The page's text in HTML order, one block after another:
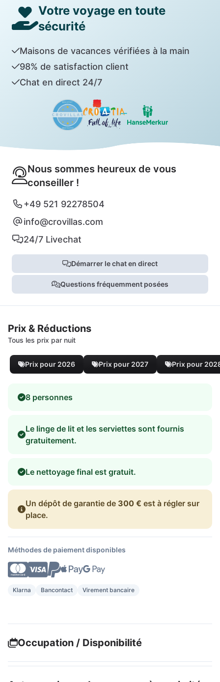
Votre voyage en toute
sécurité
Maisons de vacances vérifiées à la main
98% de satisfaction client
Chat en direct 24/7
Nous sommes heureux de vous
conseiller !
+49 521 92278504
info@crovillas.com
24/7 Livechat
Démarrer le chat en direct
Questions fréquemment posées
Prix & Réductions
Tous les prix par nuit
Prix pour 2026 Prix pour 2027 Prix pour
8 personnes
Le linge de lit et les serviettes sont fournis
gratuitement.
Le nettoyage final est gratuit.
Un dépôt de garantie de 300 € est à régler sur
place.
Méthodes de paiement disponibles
Klarna Bancontact Virement bancaire
Occupation / Disponibilité